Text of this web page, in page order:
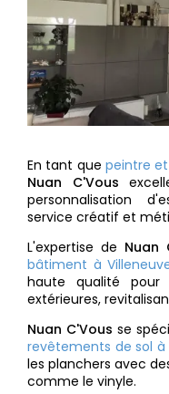
En tant que peintre
Nuan C'Vous
personnalisation
service créatif et
L'expertise de Nuan
bâtiment à
haute qualité
extérieures,
Nuan C'Vous se
revêtements de sol
les planchers avec
comme le vinyle.